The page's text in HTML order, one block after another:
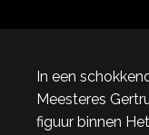
In een
Meesteres
figuur binnen